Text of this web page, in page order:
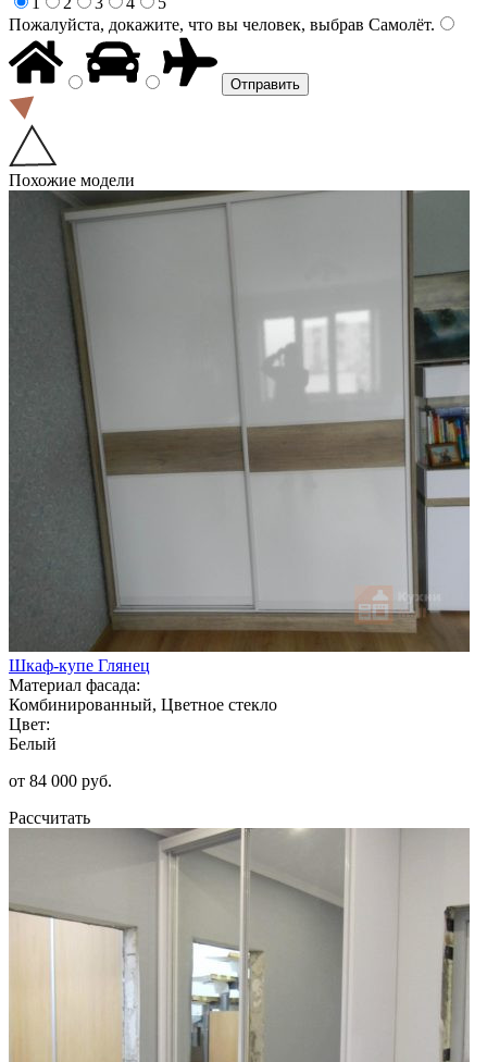
Пожалуйста, докажите, что вы человек, выбрав Самолёт.
Похожие модели
Шкаф-купе Глянец
Материал фасада:
Комбинированный, Цветное стекло
Цвет:
Белый
от 84 000 руб.
Рассчитать